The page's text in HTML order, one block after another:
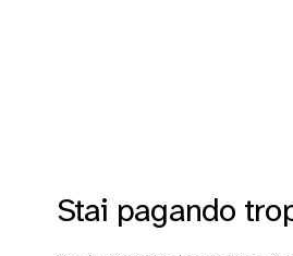
Stai pagando